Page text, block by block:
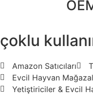
çoklu
Amazon Satıcıları
Evcil Hayvan
Yetiştiriciler & Evcil